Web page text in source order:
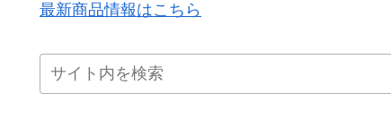
最新商品情報はこちら